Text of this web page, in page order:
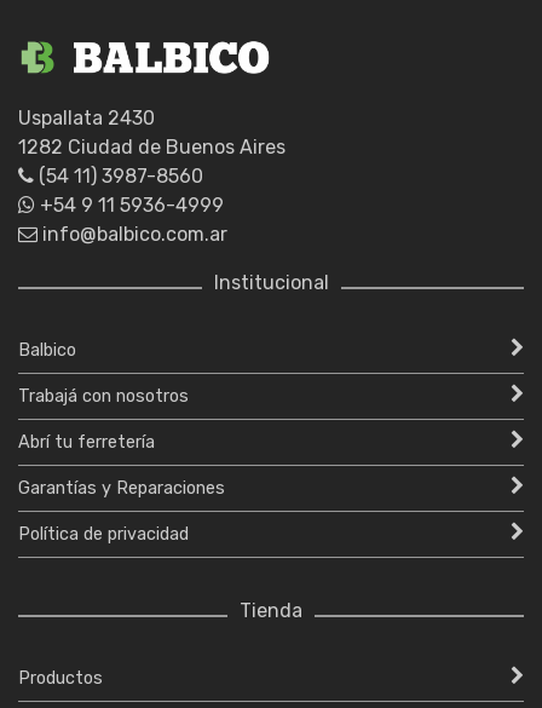
Uspallata 2430
1282 Ciudad de Buenos Aires
(54 11) 3987-8560
+54 9 11 5936-4999
info@balbico.com.ar
Institucional
Balbico
Trabajá con nosotros
Abrí tu ferretería
Garantías y Reparaciones
Política de privacidad
Tienda
Productos